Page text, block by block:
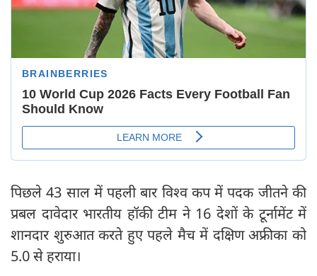
पिछले 43 साल में पहली बार विश्व कप में पदक जीतने की
प्रबल दावेदार भारतीय हॉकी टीम ने 16 देशों के टूर्नामेंट में
शानदार शुरुआत करते हुए पहले मैच में दक्षिण अफ्रीका को
5.0 से हराया।